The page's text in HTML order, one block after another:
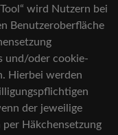
wird Nutzern bei
Benutzeroberfläche
und/oder cookie-
Hierbei werden
der jeweilige
Häkchensetzung